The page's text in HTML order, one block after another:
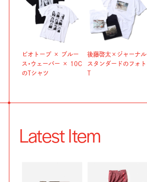
ビオトープ × ブルー
ス・ウェーバー × 10C
のTシャツ
後藤啓太×ジャーナル
スタンダードのフォト
T
Latest Item